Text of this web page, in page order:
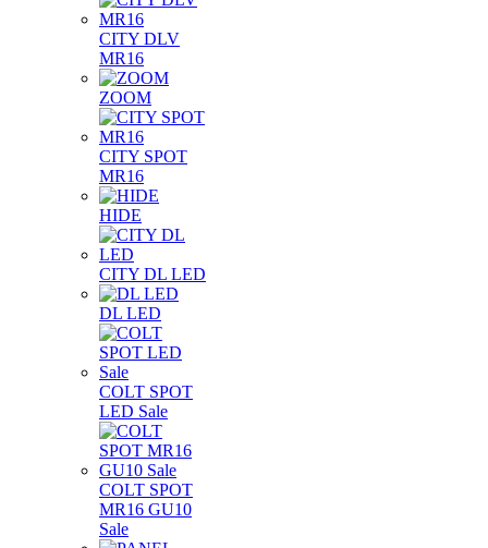
CITY DLV
MR16
ZOOM
CITY SPOT
MR16
HIDE
CITY DL LED
DL LED
COLT SPOT
LED Sale
COLT SPOT
MR16 GU10
Sale